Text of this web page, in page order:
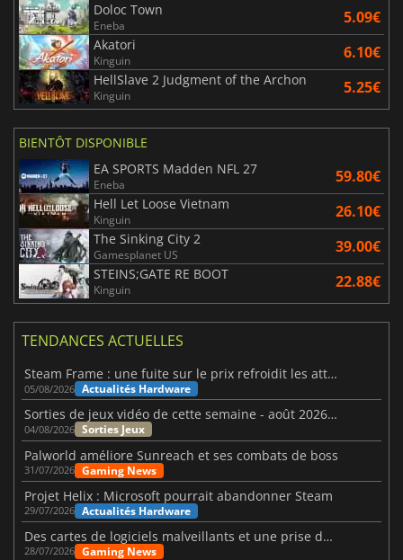
Doloc Town
Eneba 5.09€
Akatori
Kinguin 6.10€
HellSlave 2 Judgment of the Archon
Kinguin 5.25€
BIENTÔT DISPONIBLE
EA SPORTS Madden NFL 27
Eneba 59.80€
Hell Let Loose Vietnam
Kinguin 26.10€
The Sinking City 2
Gamesplanet US 39.00€
STEINS;GATE RE BOOT
Kinguin 22.88€
TENDANCES ACTUELLES
Steam Frame : une fuite sur le prix refroidit les attentes VR
05/08/2026 Actualités Hardware
Sorties de jeux vidéo de cette semaine - août 2026 (semaine 32)
04/08/2026 Sorties Jeux
Palworld améliore Sunreach et ses combats de boss
31/07/2026 Gaming News
Projet Helix : Microsoft pourrait abandonner Steam
29/07/2026 Actualités Hardware
Des cartes de logiciels malveillants et une prise de contrôle de Discord ont touché Meccha Chameleon
28/07/2026 Gaming News